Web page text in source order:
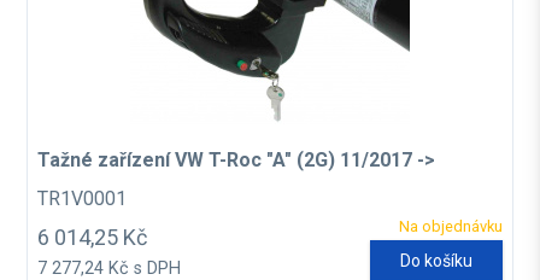
Tažné zařízení VW T-Roc "A" (2G) 11/2017 ->
TR1V0001
Na objednávku
6 014,25 Kč
7 277,24 Kč s DPH Do košíku